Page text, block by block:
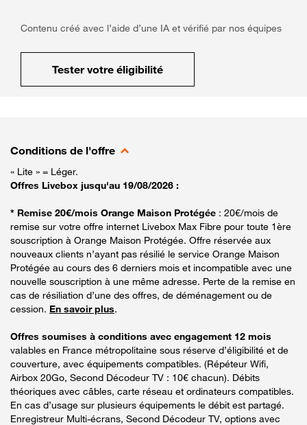
Contenu créé avec l’aide d’une IA et vérifié par nos équipes
Tester votre éligibilité
Conditions de l'offre
« Lite » = Léger.
Offres Livebox jusqu'au 19/08/2026 :
* Remise 20€/mois Orange Maison Protégée : 20€/mois de
remise sur votre offre internet Livebox Max Fibre pour toute 1ère
souscription à Orange Maison Protégée. Offre réservée aux
nouveaux clients n’ayant pas résilié le service Orange Maison
Protégée au cours des 6 derniers mois et incompatible avec une
nouvelle souscription à une même adresse. Perte de la remise en
cas de résiliation d’une des offres, de déménagement ou de
cession. En savoir plus.
Offres soumises à conditions avec engagement 12 mois
valables en France métropolitaine sous réserve d’éligibilité et de
couverture, avec équipements compatibles. (Répéteur Wifi,
Airbox 20Go, Second Décodeur TV : 10€ chacun). Débits
théoriques avec câbles, carte réseau et ordinateurs compatibles.
En cas d’usage sur plusieurs équipements le débit est partagé.
Enregistreur Multi-écrans, Second Décodeur TV, options avec